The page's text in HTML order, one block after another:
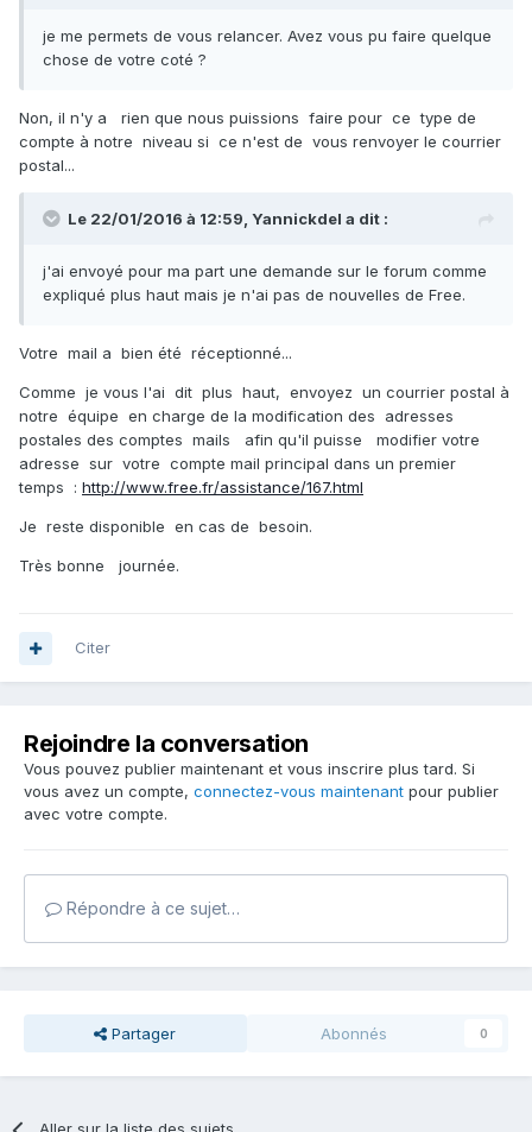
je me permets de vous relancer. Avez vous pu faire quelque
chose de votre coté ?
Non, il n'y a rien que nous puissions faire pour ce type de
compte à notre niveau si ce n'est de vous renvoyer le courrier
postal...
Le 22/01/2016 à 12:59, Yannickdel a dit :
j'ai envoyé pour ma part une demande sur le forum comme
expliqué plus haut mais je n'ai pas de nouvelles de Free.
Votre mail a bien été réceptionné...
Comme je vous l'ai dit plus haut, envoyez un courrier postal à
notre équipe en charge de la modification des adresses
postales des comptes mails afin qu'il puisse modifier votre
adresse sur votre compte mail principal dans un premier
temps : http://www.free.fr/assistance/167.html
Je reste disponible en cas de besoin.
Très bonne journée.
Citer
Rejoindre la conversation
Vous pouvez publier maintenant et vous inscrire plus tard. Si
vous avez un compte, connectez-vous maintenant pour publier
avec votre compte.
Répondre à ce sujet…
Partager Abonnés 0